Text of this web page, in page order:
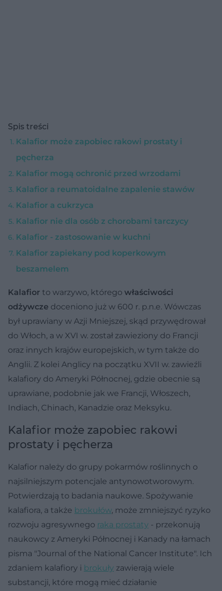
Spis treści
Kalafior może zapobiec rakowi prostaty i
pęcherza
Kalafior mogą ochronić przed wrzodami
Kalafior a reumatoidalne zapalenie stawów
Kalafior a cukrzyca
Kalafior nie dla osób z chorobami tarczycy
Kalafior - zastosowanie w kuchni
Kalafior zapiekany pod koperkowym
beszamelem
Kalafior to warzywo, którego właściwości
odżywcze doceniono już w 600 r. p.n.e. Wówczas
był uprawiany w Azji Mniejszej, skąd przywędrował
do Włoch, a w XVI w. został zawieziony do Francji
oraz innych krajów europejskich, w tym także do
Anglii. Z kolei Anglicy na początku XVII w. zawieźli
kalafiory do Ameryki Północnej, gdzie obecnie są
uprawiane, podobnie jak we Francji, Włoszech,
Indiach, Chinach, Kanadzie oraz Meksyku.
Kalafior może zapobiec rakowi
prostaty i pęcherza
Kalafior należy do grupy pokarmów roślinnych o
najsilniejszym potencjale antynowotworowym.
Potwierdzają to badania naukowe. Spożywanie
kalafiora, a także brokułów, może zmniejszyć ryzyko
rozwoju agresywnego raka prostaty - przekonują
naukowcy z Ameryki Północnej i Kanady na łamach
pisma "Journal of the National Cancer Institute". Ich
zdaniem kalafiory i brokuły zawierają wiele
substancji, które mogą mieć działanie